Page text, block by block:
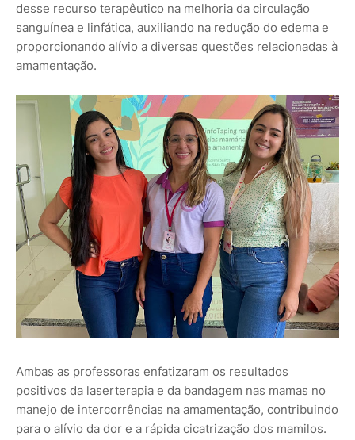
desse recurso terapêutico na melhoria da circulação
sanguínea e linfática, auxiliando na redução do edema e
proporcionando alívio a diversas questões relacionadas à
amamentação.
Ambas as professoras enfatizaram os resultados
positivos da laserterapia e da bandagem nas mamas no
manejo de intercorrências na amamentação, contribuindo
para o alívio da dor e a rápida cicatrização dos mamilos.